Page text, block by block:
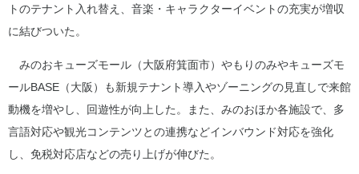
トのテナント入れ替え、音楽・キャラクターイベントの充実が増収
に結びついた。
みのおキューズモール（大阪府箕面市）やもりのみやキューズモ
ールBASE（大阪）も新規テナント導入やゾーニングの見直しで来館
動機を増やし、回遊性が向上した。また、みのおほか各施設で、多
言語対応や観光コンテンツとの連携などインバウンド対応を強化
し、免税対応店などの売り上げが伸びた。